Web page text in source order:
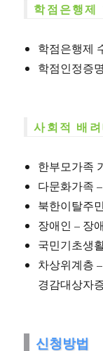
학점은행제
학점은행제
학점인정증
사회적 배
한부모가족
다문화가족
북한이탈주
장애인 – 장
국민기초생
차상위계층
경감대상자
신청방법